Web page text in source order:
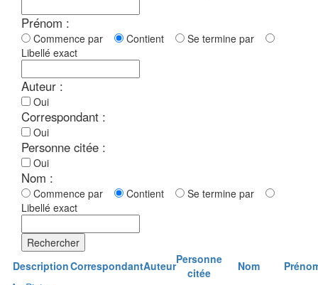
Prénom :
Commence par Contient
Se termine par
Libellé exact
Auteur :
Oui
Correspondant :
Oui
Personne citée :
Oui
Nom :
Commence par Contient
Se termine par
Libellé exact
Rechercher
DescriptionCorrespondantAuteurPersonne
citée
Nom